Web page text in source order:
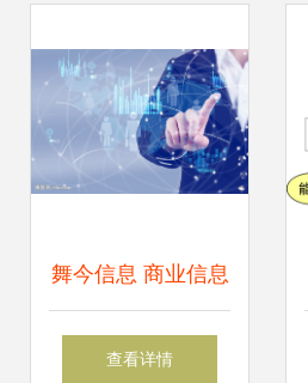
舞今信息 商业信息
化的先锋与未来引
查看详情